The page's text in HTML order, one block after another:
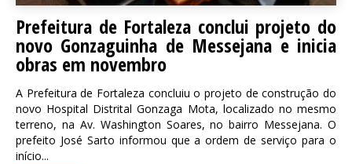
Prefeitura de Fortaleza conclui projeto do
novo Gonzaguinha de Messejana e inicia
obras em novembro
A Prefeitura de Fortaleza concluiu o projeto de construção do
novo Hospital Distrital Gonzaga Mota, localizado no mesmo
terreno, na Av. Washington Soares, no bairro Messejana. O
prefeito José Sarto informou que a ordem de serviço para o
início...